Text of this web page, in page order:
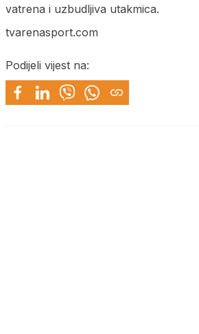
vatrena i uzbudljiva utakmica.
tvarenasport.com
Podijeli vijest na: